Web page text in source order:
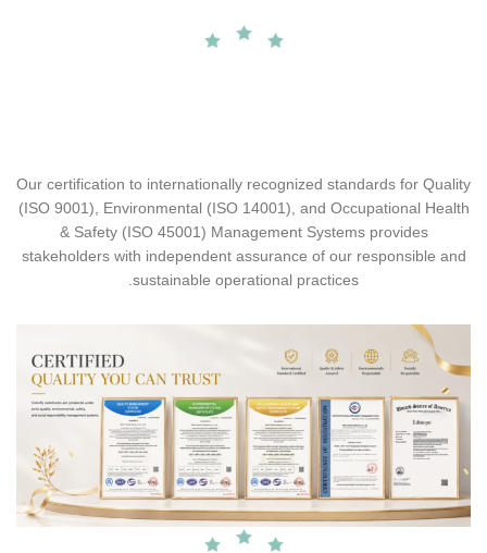
Our certification to internationally recognized standards for Quality
(ISO 9001), Environmental (ISO 14001), and Occupational Health
& Safety (ISO 45001) Management Systems provides
stakeholders with independent assurance of our responsible and
sustainable operational practices.